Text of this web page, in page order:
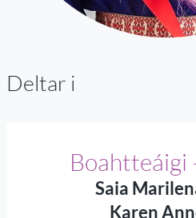
Deltar i
Boahtteáigi
Saia
Karen